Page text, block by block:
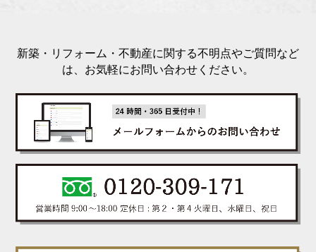
新築・リフォーム・不動産に関する不明点やご質問など
は、お気軽にお問い合わせください。